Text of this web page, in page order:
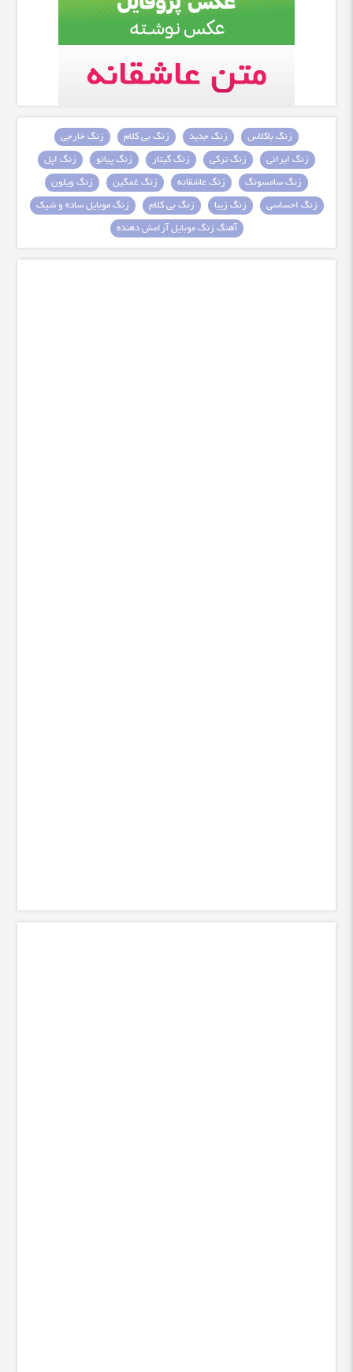
زنگ باکلاس زنگ جدید زنگ بی کلام
زنگ خارجی
زنگ ایرانی
زنگ ترکی زنگ گیتار زنگ پیانو
زنگ اپل
زنگ سامسونگ
زنگ عاشقانه زنگ غمگین
زنگ ویلون
زنگ احساسی
زنگ زیبا زنگ بی کلام
زنگ موبایل ساده و شیک
آهنگ زنگ موبایل آرامش دهنده